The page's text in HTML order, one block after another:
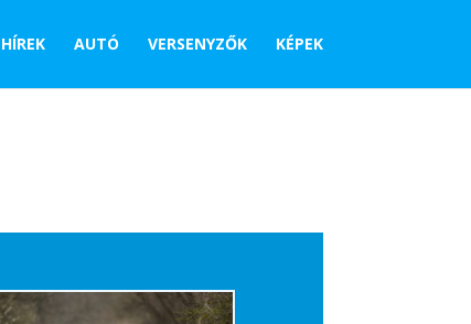
HÍREK AUTÓ VERSENYZŐK KÉPEK